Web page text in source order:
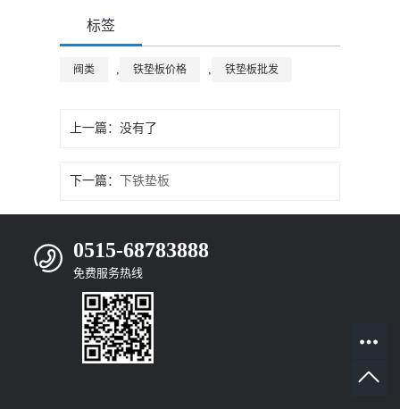
标签
阀类 , 铁垫板价格 , 铁垫板批发
上一篇：没有了
下一篇： 下铁垫板
0515-68783888
免费服务热线